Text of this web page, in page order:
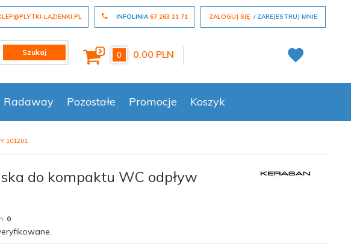
LAZIENKI.PL INFOLINIA67 263 21 71 ZALOGUJ SIĘ ZAREJESTRUJ MNIE
Szukaj 0 0.00 PLN
Radaway Pozostałe Promocje Koszyk
101201
do kompaktu WC odpływ
0